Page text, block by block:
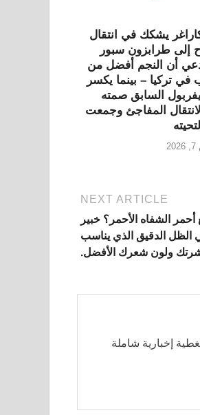
يشكك في انتقال
إلى طرابزون سبور
أن النجم أفضل من
في تركيا – بينما يكسر
السابق صمته
المفاجئ وجمعت
NEXT ARTICLE
الشفاه الأحمر؟ خبير
الظل الدقيق الذي يناسب
ولون شعرك الأفضل.
إخبارية شاملة